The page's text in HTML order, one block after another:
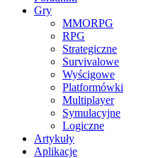
Gry
MMORPG
RPG
Strategiczne
Survivalowe
Wyścigowe
Platformówki
Multiplayer
Symulacyjne
Logiczne
Artykuły
Aplikacje